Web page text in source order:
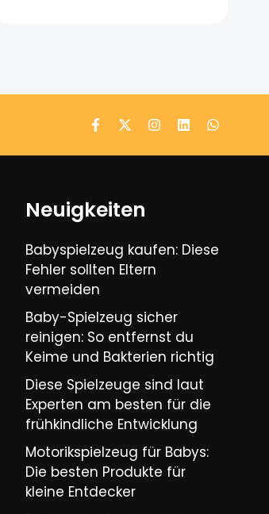
Neuigkeiten
Babyspielzeug kaufen: Diese
Fehler sollten Eltern
vermeiden
Baby-Spielzeug sicher
reinigen: So entfernst du
Keime und Bakterien richtig
Diese Spielzeuge sind laut
Experten am besten für die
frühkindliche Entwicklung
Motorikspielzeug für Babys:
Die besten Produkte für
kleine Entdecker